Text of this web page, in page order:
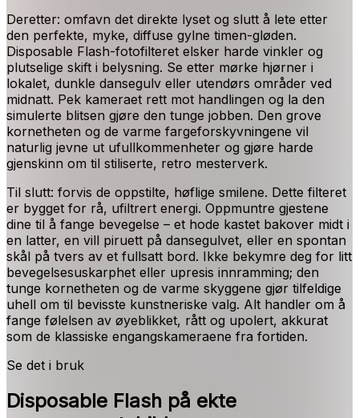
Deretter: omfavn det direkte lyset og slutt å lete etter
den perfekte, myke, diffuse gylne timen-gløden.
Disposable Flash-fotofilteret elsker harde vinkler og
plutselige skift i belysning. Se etter mørke hjørner i
lokalet, dunkle dansegulv eller utendørs områder ved
midnatt. Pek kameraet rett mot handlingen og la den
simulerte blitsen gjøre den tunge jobben. Den grove
kornetheten og de varme fargeforskyvningene vil
naturlig jevne ut ufullkommenheter og gjøre harde
gjenskinn om til stiliserte, retro mesterverk.
Til slutt: forvis de oppstilte, høflige smilene. Dette filteret
er bygget for rå, ufiltrert energi. Oppmuntre gjestene
dine til å fange bevegelse – et hode kastet bakover midt i
en latter, en vill piruett på dansegulvet, eller en spontan
skål på tvers av et fullsatt bord. Ikke bekymre deg for litt
bevegelsesuskarphet eller upresis innramming; den
tunge kornetheten og de varme skyggene gjør tilfeldige
uhell om til bevisste kunstneriske valg. Alt handler om å
fange følelsen av øyeblikket, rått og upolert, akkurat
som de klassiske engangskameraene fra fortiden.
Se det i bruk
Disposable Flash på ekte